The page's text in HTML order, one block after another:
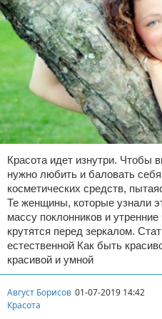
Красота идет изнутри. Чтобы
нужно любить и баловать
косметических средств,
Те женщины, которые узнали
массу поклонников и
крутятся перед зеркалом.
естественной Как быть
красивой и умной
Август Борисов 01-07-2019 14:42
Красота